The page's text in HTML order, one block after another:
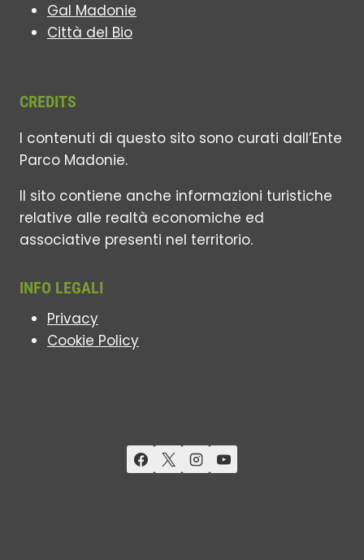
Gal Madonie
Città del Bio
CREDITS
I contenuti di questo sito sono curati dall’Ente
Parco Madonie.
Il sito contiene anche informazioni turistiche
relative alle realtà economiche ed
associative presenti nel territorio.
INFO LEGALI
Privacy
Cookie Policy